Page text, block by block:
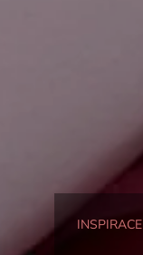
INSPIRACE